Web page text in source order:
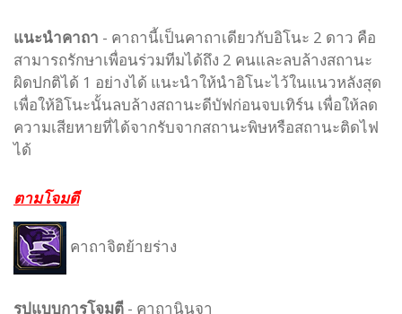
แนะนำคาถา - คาถานี้เป็นคาถาเดียวกับอิโนะ 2 ดาว คือ
สามารถรักษาเพื่อนร่วมทีมได้ถึง 2 คนและลบล้างสถานะ
ผิดปกติได้ 1 อย่างได้ แนะนำให้นำอิโนะไว้ในแนวหลังสุด
เพื่อให้อิโนะนั้นลบล้างสถานะดีบัฟก่อนจบเทิร์น เพื่อให้ลด
ความเสียหายที่ได้จากรับจากสถานะพิษหรือสถานะติดไฟ
ได้
ตามโจมตี
คาถาจิตย้ายร่าง
รูปแบบการโจมตี - คาถานินจา